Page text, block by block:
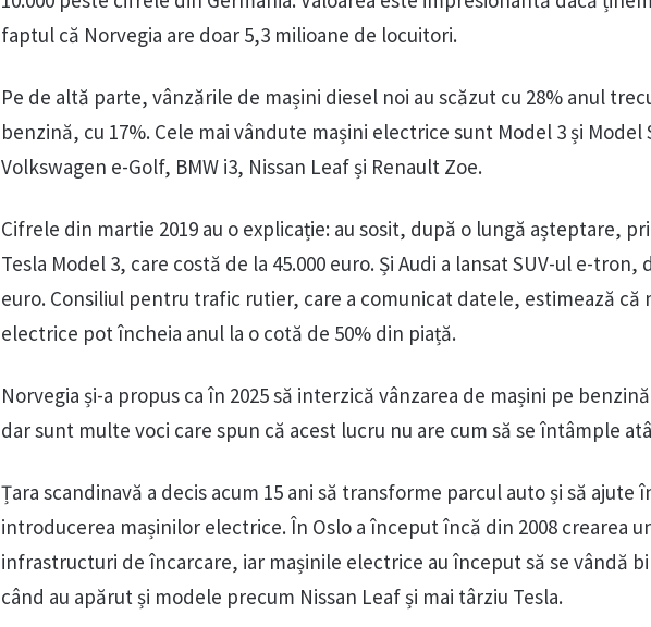
faptul că Norvegia are doar 5,3 milioane de locuitori.
Pe de altă parte, vânzările de mașini diesel noi au scăzut cu 28% anul
benzină, cu 17%. Cele mai vândute mașini electrice sunt Model 3 și Model
Volkswagen e-Golf, BMW i3, Nissan Leaf și Renault Zoe.
Cifrele din martie 2019 au o explicație: au sosit, după o lungă așteptare,
Tesla Model 3, care costă de la 45.000 euro. Și Audi a lansat SUV-ul e-tron,
euro. Consiliul pentru trafic rutier, care a comunicat datele, estimează că
electrice pot încheia anul la o cotă de 50% din piață.
Norvegia și-a propus ca în 2025 să interzică vânzarea de mașini pe
dar sunt multe voci care spun că acest lucru nu are cum să se întâmple
Țara scandinavă a decis acum 15 ani să transforme parcul auto și să ajute
introducerea mașinilor electrice. În Oslo a început încă din 2008 crearea
infrastructuri de încarcare, iar mașinile electrice au început să se vândă
când au apărut și modele precum Nissan Leaf și mai târziu Tesla.